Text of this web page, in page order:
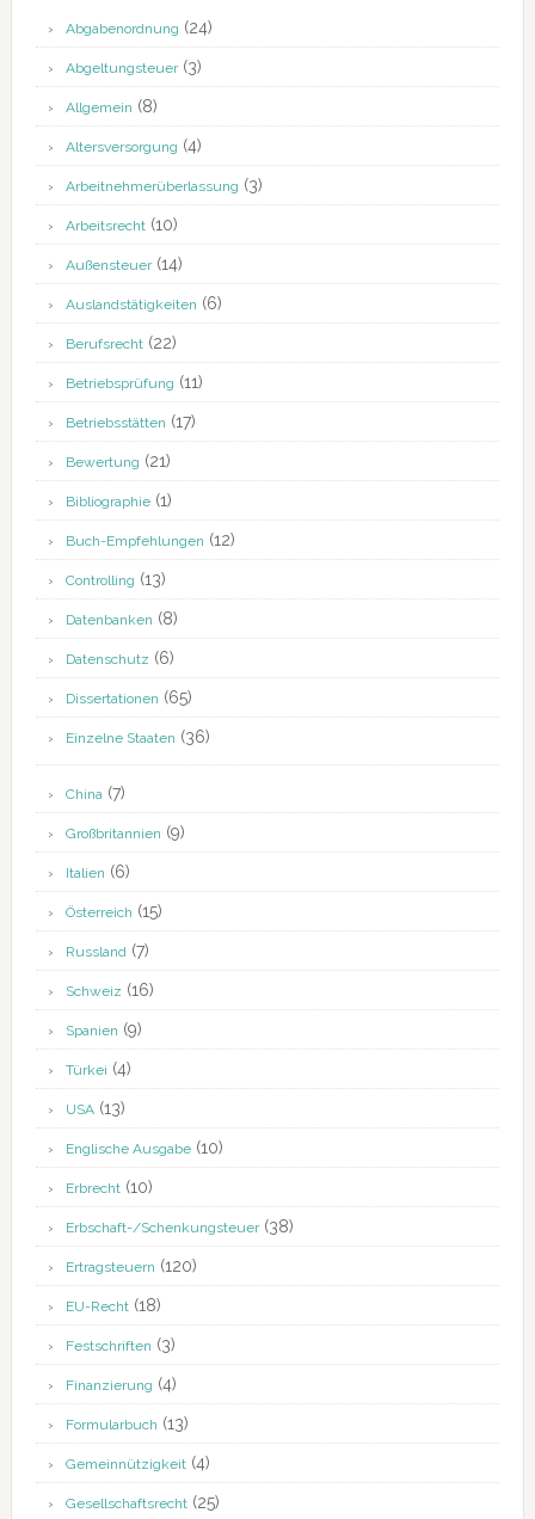
Abgabenordnung (24)
Abgeltungsteuer(3)
Allgemein (8)
Altersversorgung (4)
Arbeitnehmerüberlassung (3)
Arbeitsrecht(10)
Außensteuer(14)
Auslandstätigkeiten (6)
Berufsrecht(22)
Betriebsprüfung (11)
Betriebsstätten (17)
Bewertung (21)
Bibliographie(1)
Buch-Empfehlungen (12)
Controlling (13)
Datenbanken (8)
Datenschutz (6)
Dissertationen (65)
Einzelne Staaten (36)
China (7)
Großbritannien (9)
Italien (6)
Österreich (15)
Russland (7)
Schweiz (16)
Spanien (9)
Türkei (4)
USA(13)
Englische Ausgabe(10)
Erbrecht(10)
Erbschaft-/Schenkungsteuer(38)
Ertragsteuern (120)
EU-Recht(18)
Festschriften (3)
Finanzierung (4)
Formularbuch (13)
Gemeinnützigkeit(4)
Gesellschaftsrecht(25)